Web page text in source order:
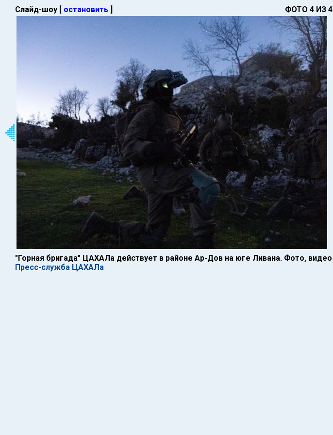
Слайд-шоу [ остановить ] ФОТО 4 ИЗ 4
"Горная бригада" ЦАХАЛа действует в районе Ар-Дов на юге Ливана. Фото, видео
Пресс-служба ЦАХАЛа